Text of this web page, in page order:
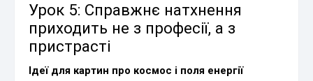
Урок 5: Справжнє натхнення
приходить не з професії, а з
пристрасті
Ідеї для картин про космос і поля енергії